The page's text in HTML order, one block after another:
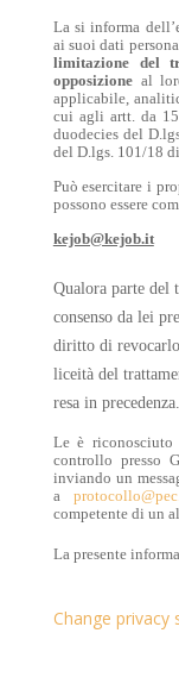
La si informa
ai suoi dati
limitazione del
opposizioneal
applicabile,
cui agli artt. da
duodecies del
del D.lgs. 101/18
Può esercitare i
possono essere
kejob@kejob.it
Qualora parte del
consenso da lei
diritto di
liceità del
resa in precedenza.
Le è
controllo presso
inviando un
a
competente di un
La presente
Change privacy